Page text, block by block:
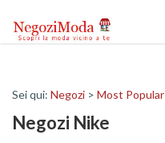
Sei qui: Negozi > Most Popular
Negozi Nike